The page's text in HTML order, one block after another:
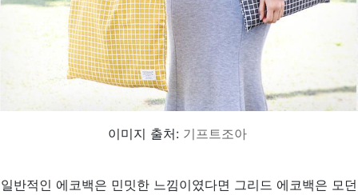
이미지 출처: 기프트조아
일반적인 에코백은 민밋한 느낌이였다면 그리드 에코백은 모던